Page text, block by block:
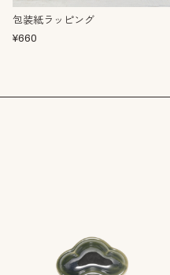
包装紙ラッピング
¥660